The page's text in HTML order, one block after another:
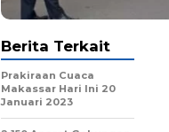
Berita Terkait
Prakiraan Cuaca
Makassar Hari Ini 20
Januari 2023